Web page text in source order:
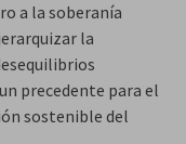
a la soberanía
la
precedente para el
sostenible del